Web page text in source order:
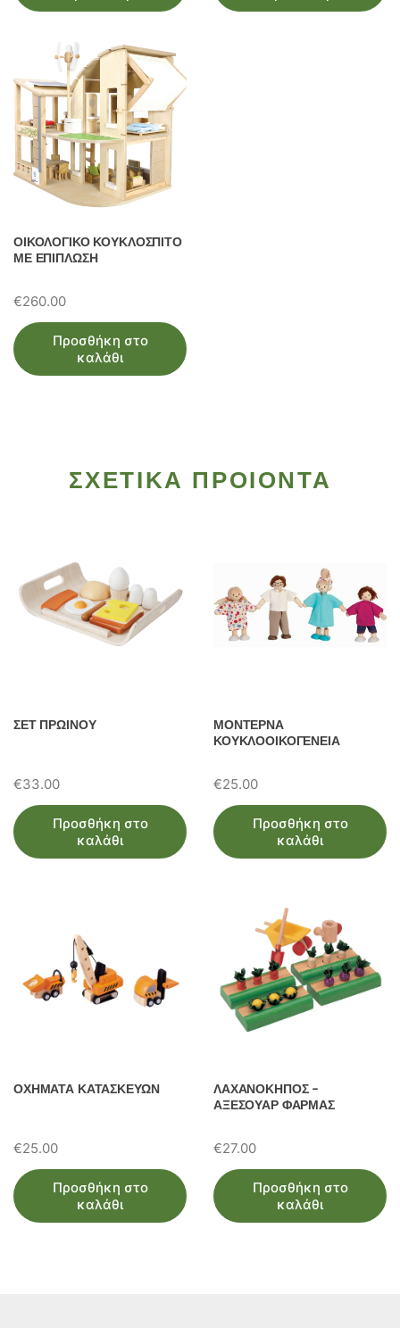
ΟΙΚΟΛΟΓΙΚΟ ΚΟΥΚΛΟΣΠΙΤΟ
ΜΕ ΕΠΙΠΛΩΣΗ
€260.00
Προσθήκη στο
καλάθι
ΣΧΕΤΙΚΑ ΠΡΟΙΟΝΤΑ
ΣΕΤ ΠΡΩΙΝΟΥ
€33.00
Προσθήκη στο
καλάθι
ΜΟΝΤΕΡΝΑ
ΚΟΥΚΛΟΟΙΚΟΓΕΝΕΙΑ
€25.00
Προσθήκη στο
καλάθι
ΟΧΗΜΑΤΑ ΚΑΤΑΣΚΕΥΩΝ
€25.00
Προσθήκη στο
καλάθι
ΛΑΧΑΝΟΚΗΠΟΣ –
ΑΞΕΣΟΥΑΡ ΦΑΡΜΑΣ
€27.00
Προσθήκη στο
καλάθι